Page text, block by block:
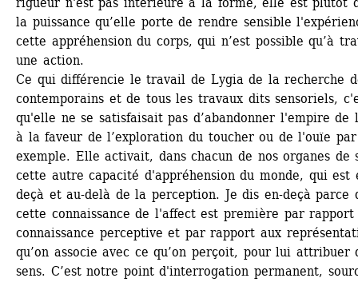
la puissance qu’elle porte de rendre sensible
cette appréhension du corps, qui n’est possible qu’à
une action.
Ce qui différencie le travail de Lygia de la recherche
contemporains et de tous les travaux dits sensoriels,
qu'elle ne se satisfaisait pas d’abandonner l'empire de
à la faveur de l’exploration du toucher ou de l'ouïe par
exemple. Elle activait, dans chacun de nos organes de
cette autre capacité d'appréhension du monde, qui est
deçà et au-delà de la perception. Je dis en-deçà parce
cette connaissance de l'affect est première par
connaissance perceptive et par rapport aux
qu’on associe avec ce qu’on perçoit, pour lui attribuer
sens. C’est notre point d'interrogation permanent,